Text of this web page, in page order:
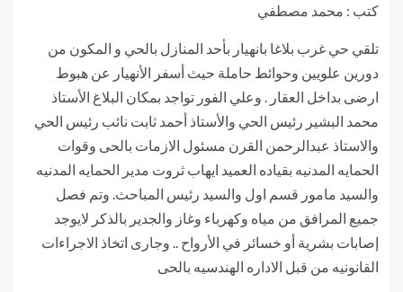
كتب : محمد مصطفي
تلقي حي غرب بلاغا بانهيار بأحد المنازل بالحي و المكون من
دورين علويين وحوائط حاملة حيث أسفر الأنهيار عن هبوط
ارضى بداخل العقار . وعلي الفور تواجد بمكان البلاغ الأستاذ
محمد البشير رئيس الحي والأستاذ أحمد ثابت نائب رئيس الحي
والاستاذ عبدالرحمن القرن مسئول الازمات بالحى وقوات
الحمايه المدنيه بقياده العميد ايهاب ثروت مدير الحمايه المدنيه
والسيد مامور قسم اول والسيد رئيس المباحث. وتم فصل
جميع المرافق من مياه وكهرباء وغاز والجدير بالذكر لايوجد
إصابات بشرية أو خسائر في الأرواح .. وجارى اتخاذ الاجراءات
القانونيه من قبل الاداره الهندسيه بالحى